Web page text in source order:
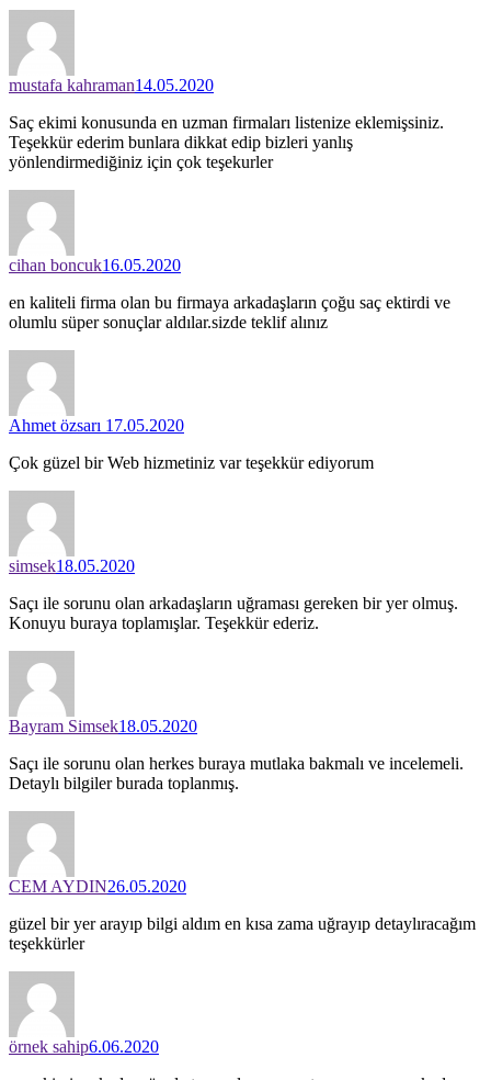
mustafa kahraman14.05.2020
Saç ekimi konusunda en uzman firmaları listenize eklemişsiniz.
Teşekkür ederim bunlara dikkat edip bizleri yanlış
yönlendirmediğiniz için çok teşekurler
cihan boncuk16.05.2020
en kaliteli firma olan bu firmaya arkadaşların çoğu saç ektirdi ve
olumlu süper sonuçlar aldılar.sizde teklif alınız
Ahmet özsarı 17.05.2020
Çok güzel bir Web hizmetiniz var teşekkür ediyorum
simsek18.05.2020
Saçı ile sorunu olan arkadaşların uğraması gereken bir yer olmuş.
Konuyu buraya toplamışlar. Teşekkür ederiz.
Bayram Simsek18.05.2020
Saçı ile sorunu olan herkes buraya mutlaka bakmalı ve incelemeli.
Detaylı bilgiler burada toplanmış.
CEM AYDIN26.05.2020
güzel bir yer arayıp bilgi aldım en kısa zama uğrayıp detaylıracağım
teşekkürler
örnek sahip6.06.2020